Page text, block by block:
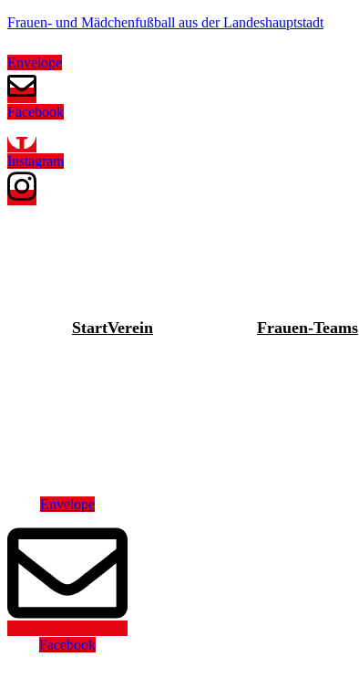
Frauen- und Mädchenfußball aus der Landeshauptstadt
Envelope
Facebook
Instagram
StartVerein Frauen-Teams
Envelope
Facebook